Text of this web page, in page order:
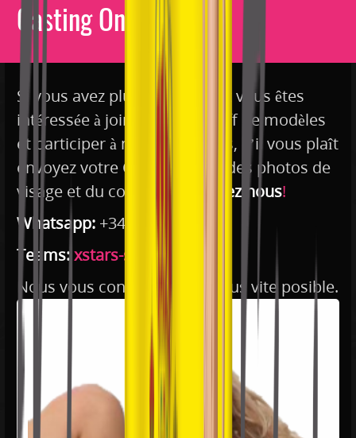
Casting Online
Si vous avez plus de 18 ans et vous êtes
intéressée à joindre notre staff de modèles
et participer à nos recherches, s’il vous plaît
envoyez votre CV, y compris des photos de
visage et du corps à:
Contactez nous!
Whatsapp: +34 611 568 935
Teams:xstars-spain
Nous vous contacterons le plus vite posible.